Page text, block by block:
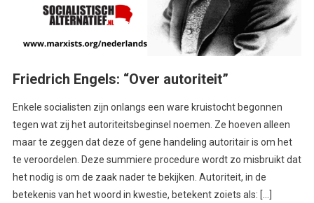
Friedrich Engels: “Over autoriteit”
Enkele socialisten zijn onlangs een ware kruistocht begonnen
tegen wat zij het autoriteitsbeginsel noemen. Ze hoeven alleen
maar te zeggen dat deze of gene handeling autoritair is om het
te veroordelen. Deze summiere procedure wordt zo misbruikt dat
het nodig is om de zaak nader te bekijken. Autoriteit, in de
betekenis van het woord in kwestie, betekent zoiets als: […]